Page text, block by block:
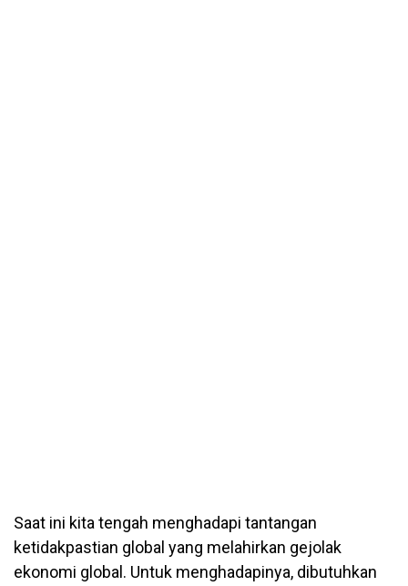
Saat ini kita tengah menghadapi tantangan
ketidakpastian global yang melahirkan gejolak
ekonomi global. Untuk menghadapinya, dibutuhkan